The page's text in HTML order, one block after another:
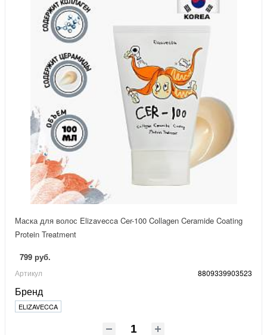
Маска для волос Elizavecca Cer-100 Collagen Ceramide Coating
Protein Treatment
799 руб.
Артикул 8809339903523
Бренд
ELIZAVECCA